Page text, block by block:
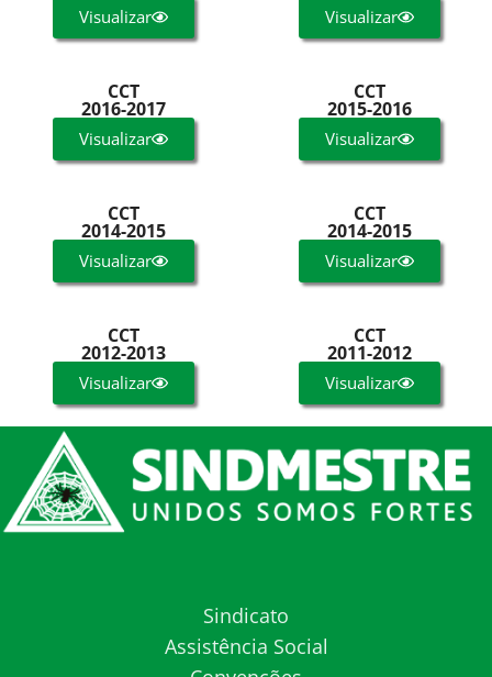
Visualizar Visualizar
CCT
2016-2017
Visualizar
CCT
2015-2016
Visualizar
CCT
2014-2015
Visualizar
CCT
2014-2015
Visualizar
CCT
2012-2013
Visualizar
CCT
2011-2012
Visualizar
Sindicato
Assistência Social